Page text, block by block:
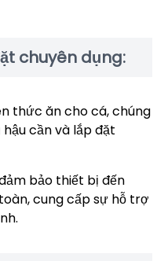
chuyên dụng:
thức ăn cho cá, chúng
cần và lắp đặt
bảo thiết bị đến
cung cấp sự hỗ trợ